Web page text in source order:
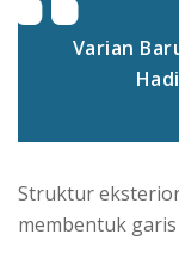
Varian
Struktur
membentuk